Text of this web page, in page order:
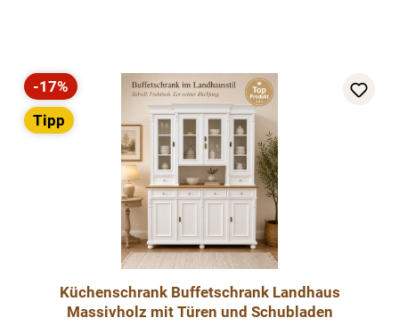
Rabatt
-17%
Tipp
Küchenschrank Buffetschrank Landhaus
Massivholz mit Türen und Schubladen